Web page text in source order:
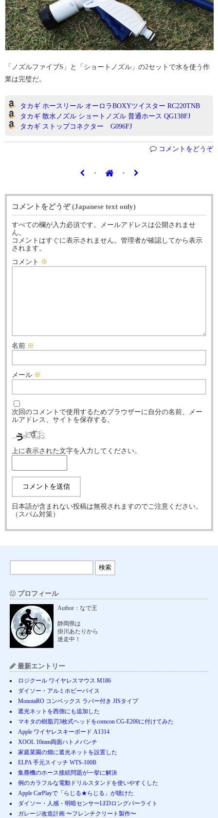
「ノズルファイブS」と「ショートノズル」の2セットで水を使う作
業は完璧だ。
タカギ ホースリール オーロラBOXYツイスター RC220TNB
タカギ 散水ノズル ショートノズル 普通ホース QG138FJ
タカギ ストップコネクター G096FJ
コメントをどうぞ
・ ・
コメントをどうぞ (Japanese text only)
すべての欄が入力必須です。メールアドレスは公開されませ
ん。
コメントはすぐに表示されません。管理者が確認してから表示
されます。
コメント ※
名前 ※
メール ※
次回のコメントで使用するためブラウザーに自分の名前、メー
ルアドレス、サイトを保存する。
上に表示された文字を入力してください。
日本語が含まれない投稿は無視されますのでご注意ください。
（スパム対策）
プロフィール
Author：なで王
静岡県は
掛川あたりから
迷走中！
最新エントリー
ロジクール ワイヤレスマウス M186
ダイソー・アルミホビーバイス
MonotaRO コンベックス ラバー付き JISタイプ
遮光ネットを西側にも追加した
マキタの樹脂刃3枚式ヘッドをcomcon CG-E200に付けてみた
Apple ワイヤレスキーボード A1314
XOOL 10mm両面ハトメパンチ
家庭菜園の畑に遮光ネットを設置した
ELPA 手元スイッチ WTS-100B
集塵機のホース接続問題が一挙に解決
例のカラフルな電動ドリルスタンドを使いやすくした
Apple CarPlayで「らじる★らじる」が聴けた
ダイソー・人感・明暗センサーLEDロングバーライト
ガレージ改造計画 〜フレンチクリート製作〜